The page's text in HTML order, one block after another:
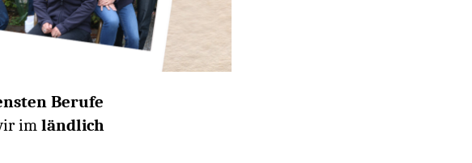
Berufe
im ländlich